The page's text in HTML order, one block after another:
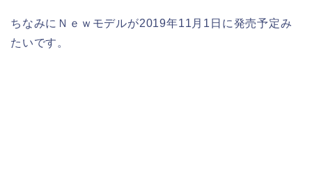
ちなみにＮｅｗモデルが2019年11月1日に発売予定み
たいです。